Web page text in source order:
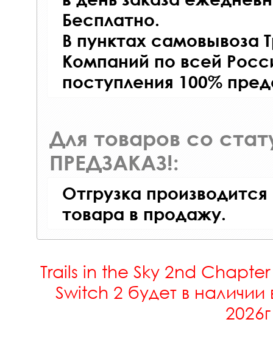
Бесплатно.
В пунктах самовывоза
Компаний по всей
поступления 100%
Для товаров со
ПРЕДЗАКАЗ!:
Отгрузка
товара в продажу.
Trails in the Sky 2nd
Switch 2 будет в наличии
2026г